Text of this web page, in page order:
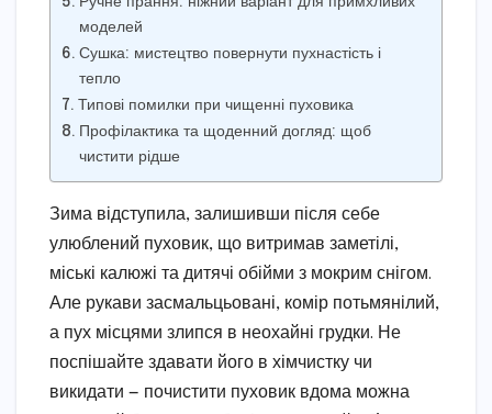
моделей
Сушка: мистецтво повернути пухнастість і
тепло
Типові помилки при чищенні пуховика
Профілактика та щоденний догляд: щоб
чистити рідше
Зима відступила, залишивши після себе
улюблений пуховик, що витримав заметілі,
міські калюжі та дитячі обійми з мокрим снігом.
Але рукави засмальцьовані, комір потьмянілий,
а пух місцями злипся в неохайні грудки. Не
поспішайте здавати його в хімчистку чи
викидати — почистити пуховик вдома можна